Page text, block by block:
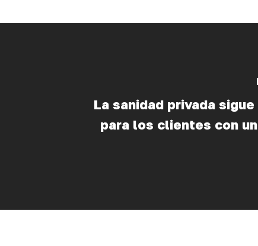
La sanidad privada
para los clientes con